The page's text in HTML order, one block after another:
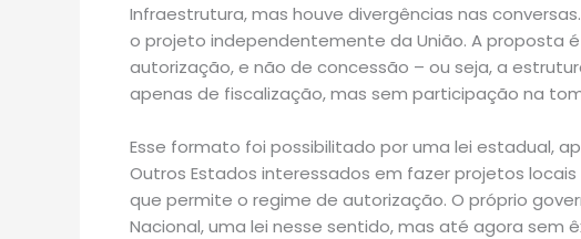
Infraestrutura, mas houve divergências nas
o projeto independentemente da União. A proposta
autorização, e não de concessão – ou seja, a
apenas de fiscalização, mas sem participação na
Esse formato foi possibilitado por uma lei estadual,
Outros Estados interessados em fazer projetos
que permite o regime de autorização. O próprio
Nacional, uma lei nesse sentido, mas até agora